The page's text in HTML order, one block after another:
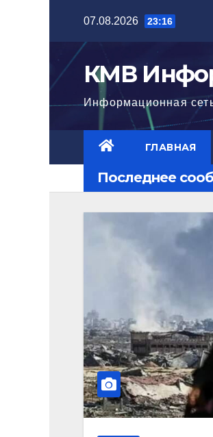
содержимому
07.08.2026 23:16
КМВ
Информационная
ГЛАВНАЯ
Последнее
достигла нового уровня